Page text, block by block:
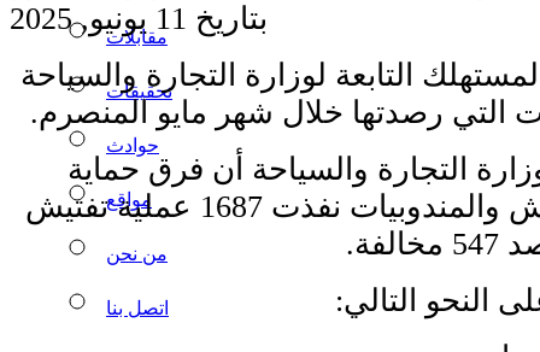
مقابلات
تحقيقات
حوادث
مواقع
من نحن
اتصل بنا
بتاريخ 11 يونيو, 2025
التابعة لوزارة التجارة والسياحة
التي رصدتها خلال شهر مايو المنصرم.
التجارة والسياحة أن فرق حماية
المستهلك وقمع الغش والمندوبيات نفذت 1687 عملية تفتيش
النحو التالي: